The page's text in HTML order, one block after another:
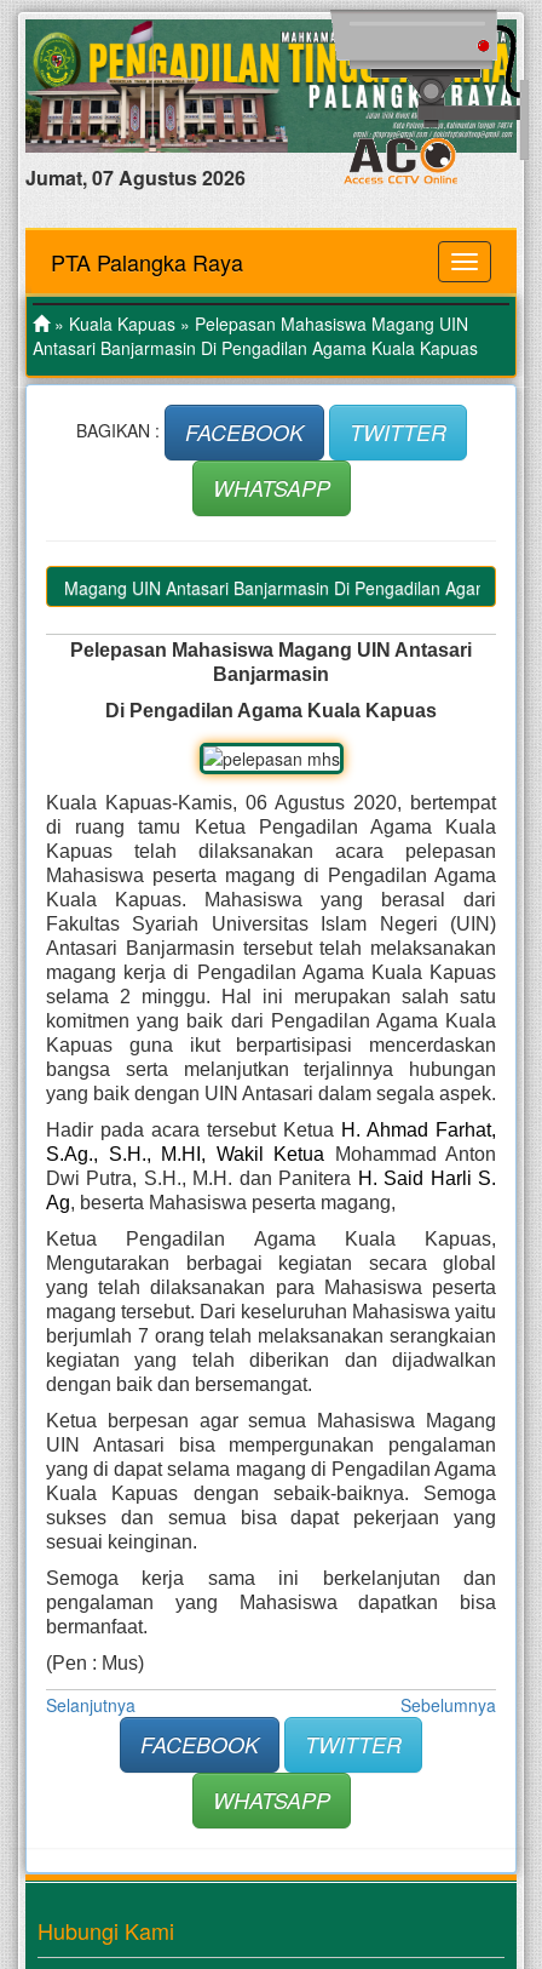
Jumat, 07 Agustus 2026
MENU
PTA Palangka Raya
» Kuala Kapuas » Pelepasan Mahasiswa Magang UIN
Antasari Banjarmasin Di Pengadilan Agama Kuala Kapuas
BAGIKAN : FACEBOOK
TWITTER
WHATSAPP
Magang UIN Antasari Banjarmasin Di Pengadilan Agama Kuala
Pelepasan Mahasiswa Magang UIN Antasari
Banjarmasin
Di Pengadilan Agama Kuala Kapuas
Kuala Kapuas-Kamis, 06 Agustus 2020, bertempat
di ruang tamu Ketua Pengadilan Agama Kuala
Kapuas telah dilaksanakan acara pelepasan
Mahasiswa peserta magang di Pengadilan Agama
Kuala Kapuas. Mahasiswa yang berasal dari
Fakultas Syariah Universitas Islam Negeri (UIN)
Antasari Banjarmasin tersebut telah melaksanakan
magang kerja di Pengadilan Agama Kuala Kapuas
selama 2 minggu. Hal ini merupakan salah satu
komitmen yang baik dari Pengadilan Agama Kuala
Kapuas guna ikut berpartisipasi mencerdaskan
bangsa serta melanjutkan terjalinnya hubungan
yang baik dengan UIN Antasari dalam segala aspek.
Hadir pada acara tersebut Ketua H. Ahmad Farhat,
S.Ag., S.H., M.HI, Wakil Ketua
Mohammad Anton
Dwi Putra, S.H., M.H. dan Panitera H. Said Harli S.
Ag, beserta Mahasiswa peserta magang,
Ketua Pengadilan Agama Kuala Kapuas,
Mengutarakan berbagai kegiatan secara global
yang telah dilaksanakan para Mahasiswa peserta
magang tersebut. Dari keseluruhan Mahasiswa yaitu
berjumlah 7 orang telah melaksanakan serangkaian
kegiatan yang telah diberikan dan dijadwalkan
dengan baik dan bersemangat.
Ketua berpesan agar semua Mahasiswa Magang
UIN Antasari bisa mempergunakan pengalaman
yang di dapat selama magang di Pengadilan Agama
Kuala Kapuas dengan sebaik-baiknya. Semoga
sukses dan semua bisa dapat pekerjaan yang
sesuai keinginan.
Semoga kerja sama ini berkelanjutan dan
pengalaman yang Mahasiswa dapatkan bisa
bermanfaat.
(Pen : Mus)
Selanjutnya Sebelumnya
FACEBOOK
TWITTER
WHATSAPP
Hubungi Kami